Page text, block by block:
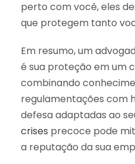
perto com você, eles
que protegem tanto
Em resumo, um
é sua proteção em um
combinando
regulamentações com
defesa adaptadas ao
crises precoce pode
a reputação da sua